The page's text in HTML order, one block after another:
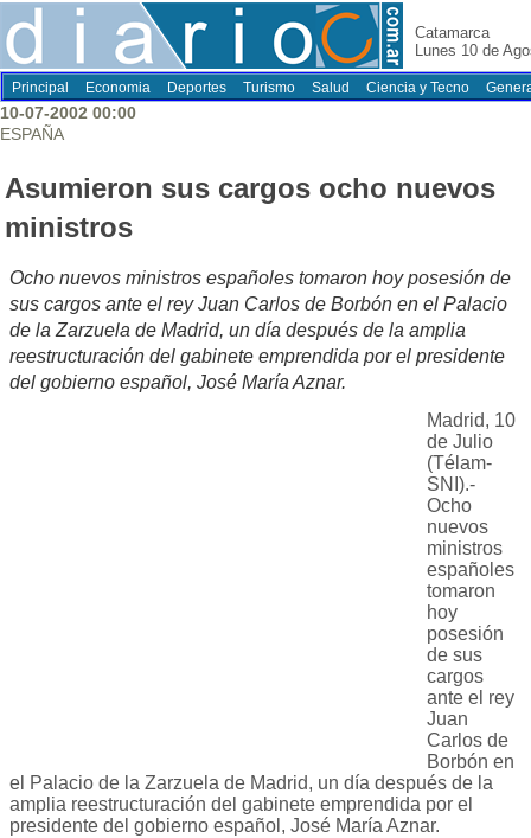
Catamarca
Lunes 10 de
Principal Economia Deportes Turismo Salud Ciencia y Tecno
10-07-2002 00:00
ESPAÑA
Asumieron sus cargos ocho nuevos
ministros
Ocho nuevos ministros españoles tomaron hoy posesión de
sus cargos ante el rey Juan Carlos de Borbón en el Palacio
de la Zarzuela de Madrid, un día después de la amplia
reestructuración del gabinete emprendida por el presidente
del gobierno español, José María Aznar.
Madrid, 10
de Julio
(Télam-
SNI).-
Ocho
nuevos
ministros
españoles
tomaron
hoy
posesión
de sus
cargos
ante el rey
Juan
Carlos de
Borbón en
el Palacio de la Zarzuela de Madrid, un día después de la
amplia reestructuración del gabinete emprendida por el
presidente del gobierno español, José María Aznar.